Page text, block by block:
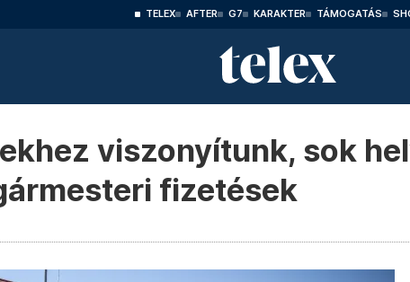
TELEX AFTER G7 KARAKTER TÁMOGATÁS
viszonyítunk, sok
fizetések